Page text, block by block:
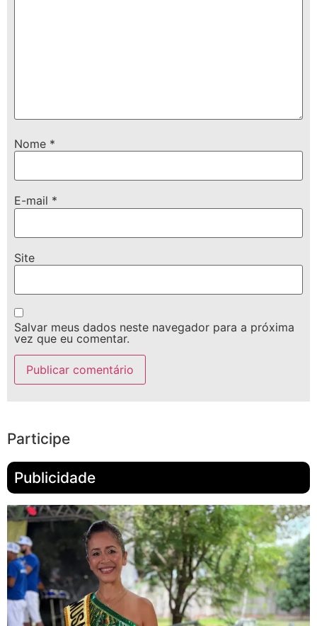
Nome *
E-mail *
Site
Salvar meus dados neste navegador para a próxima
vez que eu comentar.
Participe
Publicidade